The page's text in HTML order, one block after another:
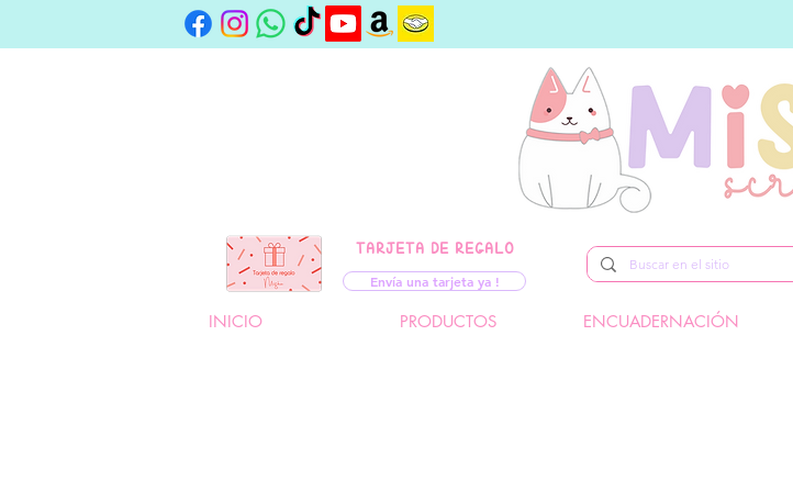
TARJETA DE REGALO
Envía una tarjeta ya !
INICIO PRODUCTOS ENCUADERNACIÓN